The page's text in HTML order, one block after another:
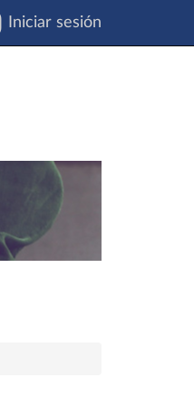
Iniciar sesión